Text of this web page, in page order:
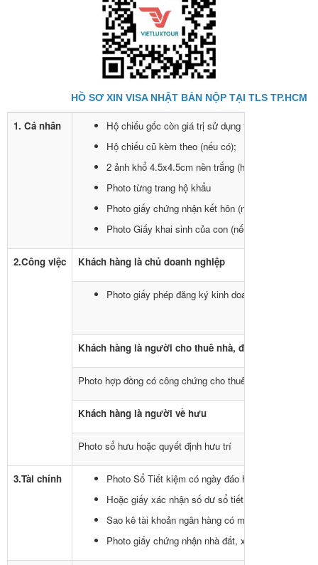
HỒ SƠ XIN VISA NHẬT BẢN NỘP TẠI TLS TP.HCM
1. Cá nhân
Hộ chiếu gốc còn giá trị sử dụng trên 6 tháng
Hộ chiếu cũ kèm theo (nếu có);
2 ảnh khổ 4.5x4.5cm nền trắng (hình chụp không
Photo từng trang hộ khẩu
Photo giấy chứng nhận kết hôn (nếu đã có gia
Photo Giấy khai sinh của con (nếu có con đi cùng)
2.Công việc Khách hàng là chủ doanh nghiệp
Photo giấy phép đăng ký kinh doanh+ biên lai nộp
Khách hàng là người cho thuê nhà, đất, xe
Photo hợp đồng có công chứng cho thuê nhà, đất, xe,
Khách hàng là người về hưu
Photo sổ hưu hoặc quyết định hưu trí
3.Tài chính
Photo Sổ Tiết kiệm có ngày đáo hạn sau ngày
Hoặc giấy xác nhận số dư sổ tiết kiệm tối thiểu
Sao kê tài khoản ngân hàng có mộc đỏ, trong
Photo giấy chứng nhận nhà đất, xe hơi (nếu có).